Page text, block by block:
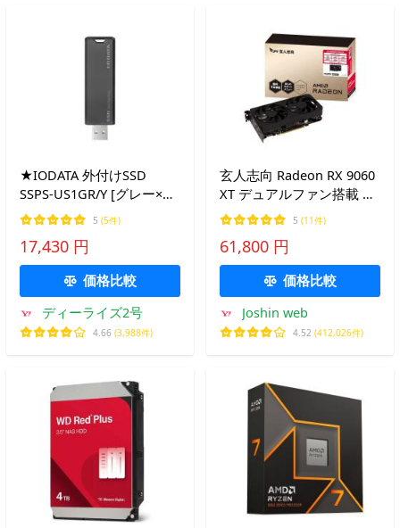
★IODATA 外付けSSD
SSPS-US1GR/Y [グレー×ブ
ラック][容量：1000GB イ
ンターフェイス：USB3.2
Gen2 Type-A 読込速度：
500MB/s]【SSD】【送料無
5 (5件)
17,430 円
価格比較
ディーライズ2号
4.66 (3,988件)
玄人志向 Radeon RX 9060
XT デュアルファン搭載 グ
ラフィックボード (16GB)
RD-RX9060XT-E16GB/ DF
返品種別B
5 (11件)
61,800 円
価格比較
Joshin web
4.52 (412,026件)